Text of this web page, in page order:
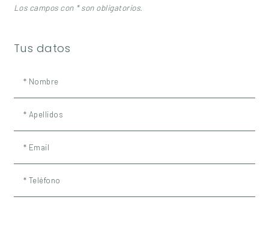
Los campos con * son obligatorios.
Tus datos
* Nombre
* Apellidos
* Email
* Teléfono